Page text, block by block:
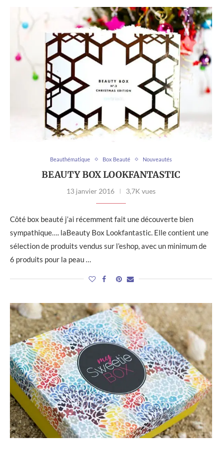
Beauthématique Box Beauté Nouveautés
BEAUTY BOX LOOKFANTASTIC
13 janvier 2016 3,7K vues
Côté box beauté j’ai récemment fait une découverte bien
sympathique…. laBeauty Box Lookfantastic. Elle contient une
sélection de produits vendus sur l’eshop, avec un minimum de
6 produits pour la peau …